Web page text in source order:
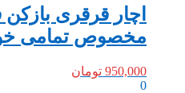
اچار قرقری
مخصوص تمامی
950,000 تومان
0